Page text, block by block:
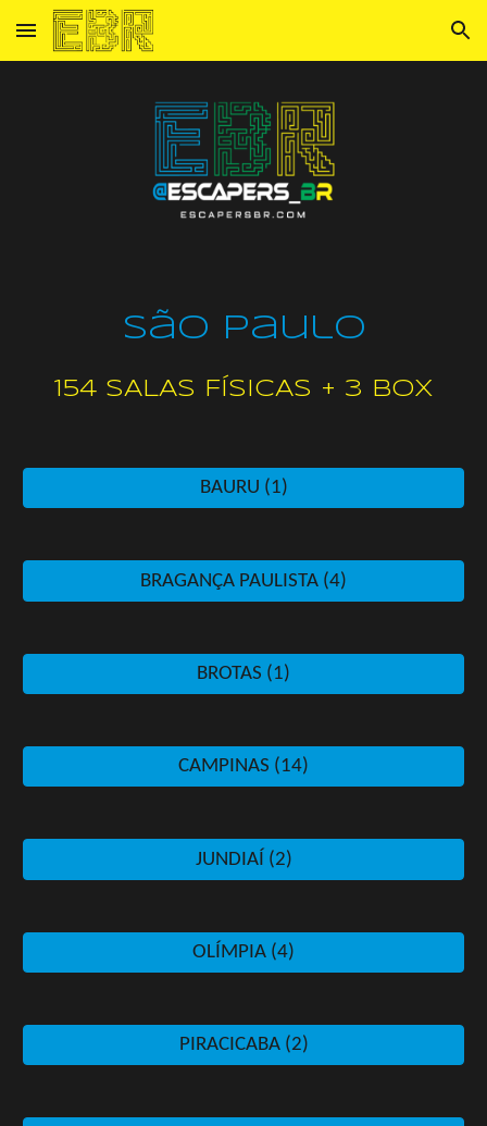
Skip to main content Skip to navigation
São Paulo
154 SALAS FÍSICAS + 3 box
BAURU (1)
BRAGANÇA PAULISTA (4)
BROTAS (1)
CAMPINAS (14)
JUNDIAÍ (2)
OLÍMPIA (4)
PIRACICABA (2)